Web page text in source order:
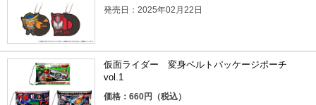
発売日：2025年02月22日
仮面ライダー 変身ベルトパッケージポーチ
vol.1
価格：660円（税込）